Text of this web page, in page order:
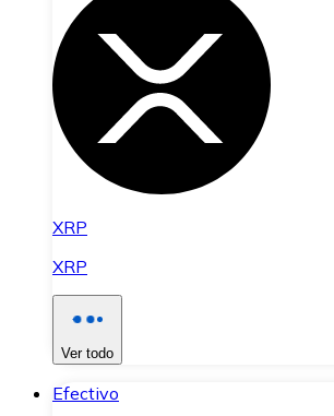
XRP
XRP
Ver todo
Efectivo